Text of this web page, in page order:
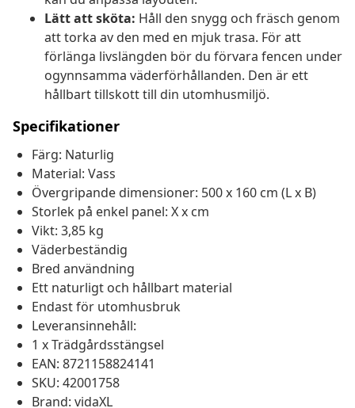
Lätt att sköta: Håll den snygg och fräsch genom
att torka av den med en mjuk trasa. För att
förlänga livslängden bör du förvara fencen under
ogynnsamma väderförhållanden. Den är ett
hållbart tillskott till din utomhusmiljö.
Specifikationer
Färg: Naturlig
Material: Vass
Övergripande dimensioner: 500 x 160 cm (L x B)
Storlek på enkel panel: X x cm
Vikt: 3,85 kg
Väderbeständig
Bred användning
Ett naturligt och hållbart material
Endast för utomhusbruk
Leveransinnehåll:
1 x Trädgårdsstängsel
EAN: 8721158824141
SKU: 42001758
Brand: vidaXL